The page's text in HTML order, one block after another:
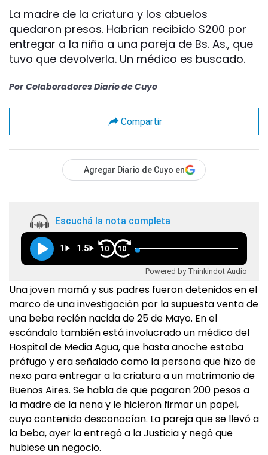
La madre de la criatura y los abuelos
quedaron presos. Habrían recibido $200 por
entregar a la niña a una pareja de Bs. As., que
tuvo que devolverla. Un médico es buscado.
Por Colaboradores Diario de Cuyo
Compartir
Agregar Diario de Cuyo en
Escuchá la nota completa
1 1.5 10 10
Powered by Thinkindot Audio
Una joven mamá y sus padres fueron detenidos en el
marco de una investigación por la supuesta venta de
una beba recién nacida de 25 de Mayo. En el
escándalo también está involucrado un médico del
Hospital de Media Agua, que hasta anoche estaba
prófugo y era señalado como la persona que hizo de
nexo para entregar a la criatura a un matrimonio de
Buenos Aires. Se habla de que pagaron 200 pesos a
la madre de la nena y le hicieron firmar un papel,
cuyo contenido desconocían. La pareja que se llevó a
la beba, ayer la entregó a la Justicia y negó que
hubiese un negocio.